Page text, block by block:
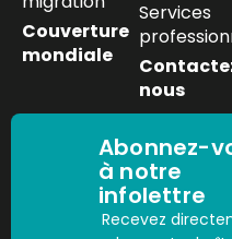
Couverture
mondiale
Services
nous
Abonnez-
à notre
infolettre
Recevez